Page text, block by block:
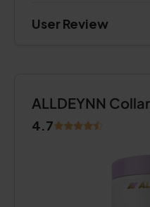
User Review
ALLDEYNN
4.7